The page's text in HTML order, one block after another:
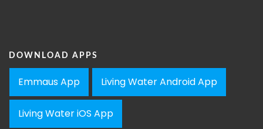
DOWNLOAD APPS
Emmaus App Living Water Android App
Living Water iOS App